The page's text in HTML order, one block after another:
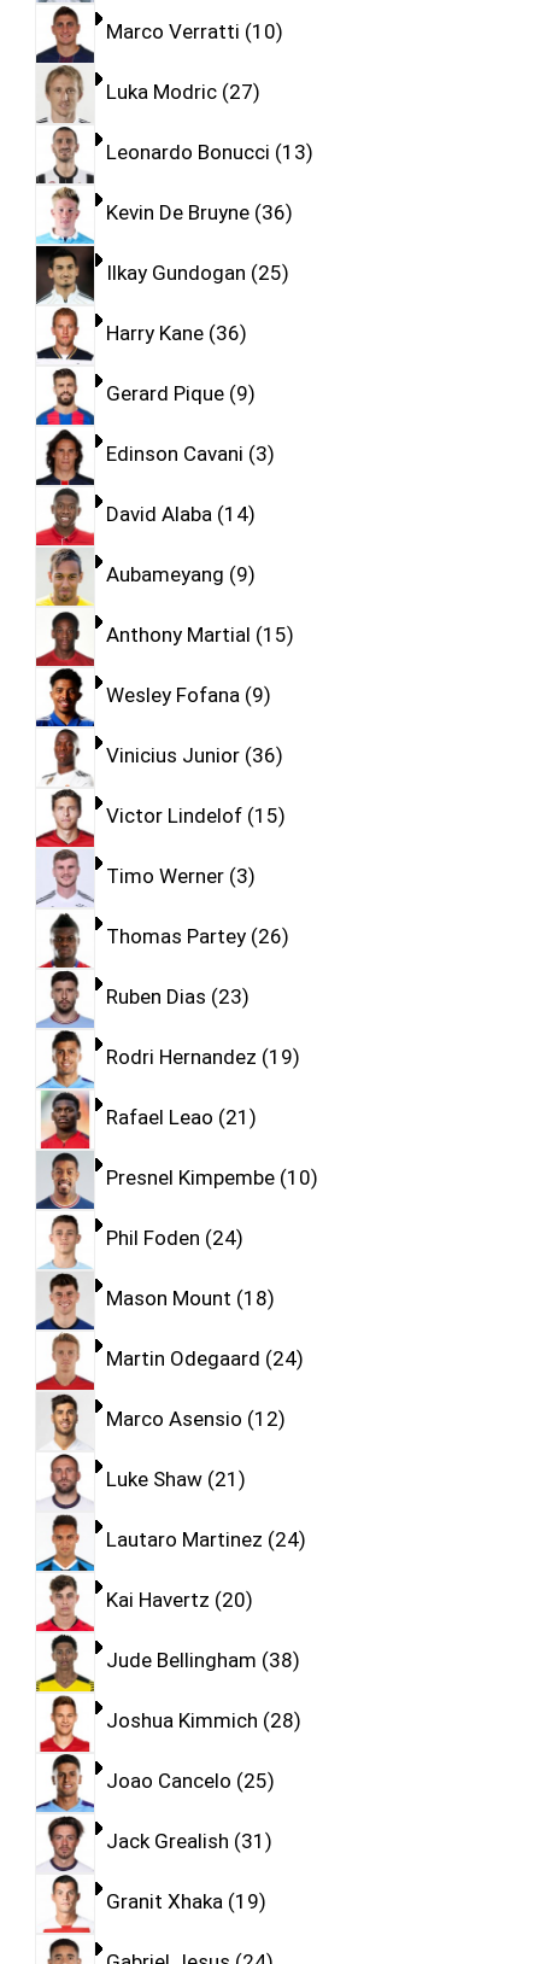
Marco Verratti 10
Luka Modric 27
Leonardo Bonucci 13
Kevin De Bruyne 36
Ilkay Gundogan 25
Harry Kane 36
Gerard Pique 9
Edinson Cavani 3
David Alaba 14
Aubameyang 9
Anthony Martial 15
Wesley Fofana 9
Vinicius Junior 36
Victor Lindelof 15
Timo Werner 3
Thomas Partey 26
Ruben Dias 23
Rodri Hernandez 19
Rafael Leao 21
Presnel Kimpembe 10
Phil Foden 24
Mason Mount 18
Martin Odegaard 24
Marco Asensio 12
Luke Shaw 21
Lautaro Martinez 24
Kai Havertz 20
Jude Bellingham 38
Joshua Kimmich 28
Joao Cancelo 25
Jack Grealish 31
Granit Xhaka 19